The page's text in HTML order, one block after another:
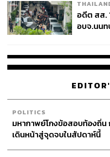
อดีต สส.
อบจ.นนท
POLITICS
มหากาพย์โกงข้อสอบท้องถิ่น
เดินหน้าสู่จุดจบในสัปดาห์นี้